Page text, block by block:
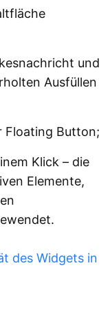
und
Ausfüllen
Floating Button;
Klick – die
Elemente,
des Widgets in